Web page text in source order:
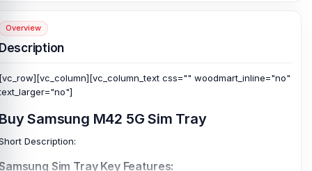
Overview
css="" woodmart_inline="no"
Samsung M42 5G Sim Tray
Description:
Sim Tray Key Features: